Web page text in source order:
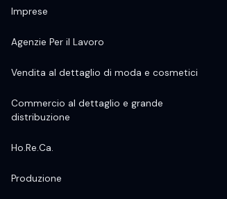
Imprese
Agenzie Per il Lavoro
Vendita al dettaglio di moda e cosmetici
Commercio al dettaglio e grande
distribuzione
Ho.Re.Ca.
Produzione